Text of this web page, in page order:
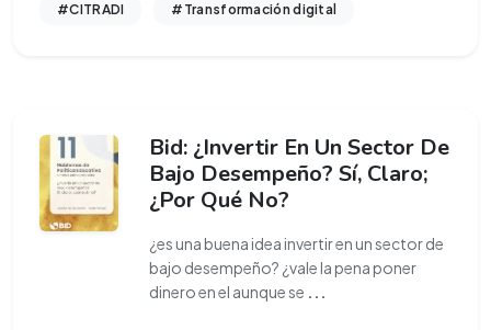
#CITRADI #Transformación digital
Bid: ¿Invertir En Un Sector De
Bajo Desempeño? Sí, Claro;
¿Por Qué No?
¿es una buena idea invertir en un sector de
bajo desempeño? ¿vale la pena poner
dinero en el aunque se ...